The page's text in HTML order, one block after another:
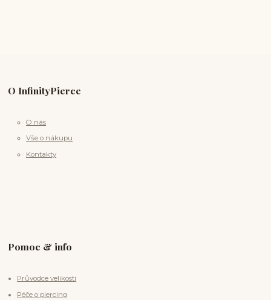
O InfinityPierce
O nás
Vše o nákupu
Kontakty
Pomoc & info
Průvodce velikostí
Péče o piercing